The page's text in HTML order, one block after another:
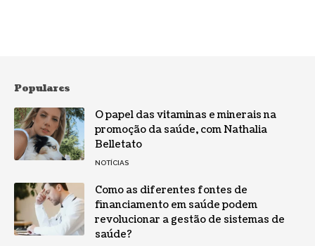
Populares
O papel das vitaminas e minerais na
promoção da saúde, com Nathalia
Belletato
NOTÍCIAS
Como as diferentes fontes de
financiamento em saúde podem
revolucionar a gestão de sistemas de
saúde?